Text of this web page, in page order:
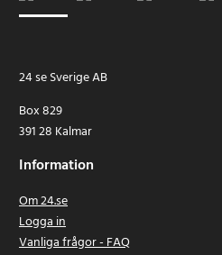
24 se Sverige AB
Box 829
391 28 Kalmar
Information
Om 24.se
Logga in
Vanliga frågor - FAQ